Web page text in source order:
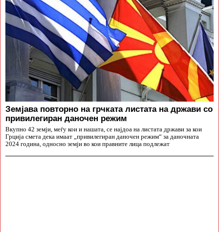
Земјава повторно на грчката листата на држави со
привилегиран даночен режим
Вкупно 42 земји, меѓу кои и нашата, се најдоа на листата држави за кои
Грција смета дека имаат „привилегиран даночен режим“ за даночната
2024 година, односно земји во кои правните лица подлежат